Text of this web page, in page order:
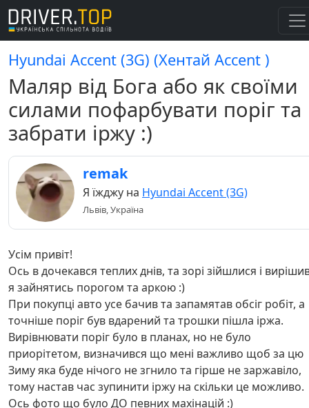
Hyundai Accent (3G) (Хентай Accent )
Маляр від Бога або як своїми
силами пофарбувати поріг та
забрати іржу :)
remak
Я їжджу на Hyundai Accent (3G)
Львів, Україна
Усім привіт!
Ось в дочекався теплих днів, та зорі зійшлися і
я зайнятись порогом та аркою :)
При покупці авто усе бачив та запамятав обсіг робіт, а
точніше поріг був вдарений та трошки пішла іржа.
Вирівнювати поріг було в планах, но не було
приорітетом, визначився що мені важливо щоб за цю
Зиму яка буде нічого не згнило та гірше не заржавіло,
тому настав час зупинити іржу на скільки це можливо.
Ось фото що було ДО певних махінацій :)